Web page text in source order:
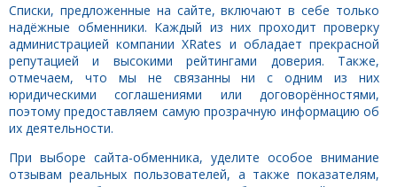
Списки, предложенные на сайте, включают в себе только
надёжные обменники. Каждый из них проходит проверку
администрацией компании XRates и обладает прекрасной
репутацией и высокими рейтингами доверия. Также,
отмечаем, что мы не связанны ни с одним из них
юридическими соглашениями или договорённостями,
поэтому предоставляем самую прозрачную информацию об
их деятельности.
При выборе сайта-обменника, уделите особое внимание
отзывам реальных пользователей, а также показателям,